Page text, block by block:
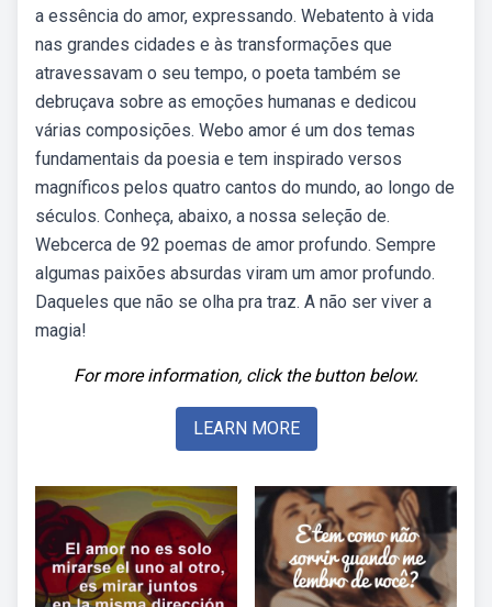
a essência do amor, expressando. Webatento à vida
nas grandes cidades e às transformações que
atravessavam o seu tempo, o poeta também se
debruçava sobre as emoções humanas e dedicou
várias composições. Webo amor é um dos temas
fundamentais da poesia e tem inspirado versos
magníficos pelos quatro cantos do mundo, ao longo de
séculos. Conheça, abaixo, a nossa seleção de.
Webcerca de 92 poemas de amor profundo. Sempre
algumas paixões absurdas viram um amor profundo.
Daqueles que não se olha pra traz. A não ser viver a
magia!
For more information, click the button below.
LEARN MORE